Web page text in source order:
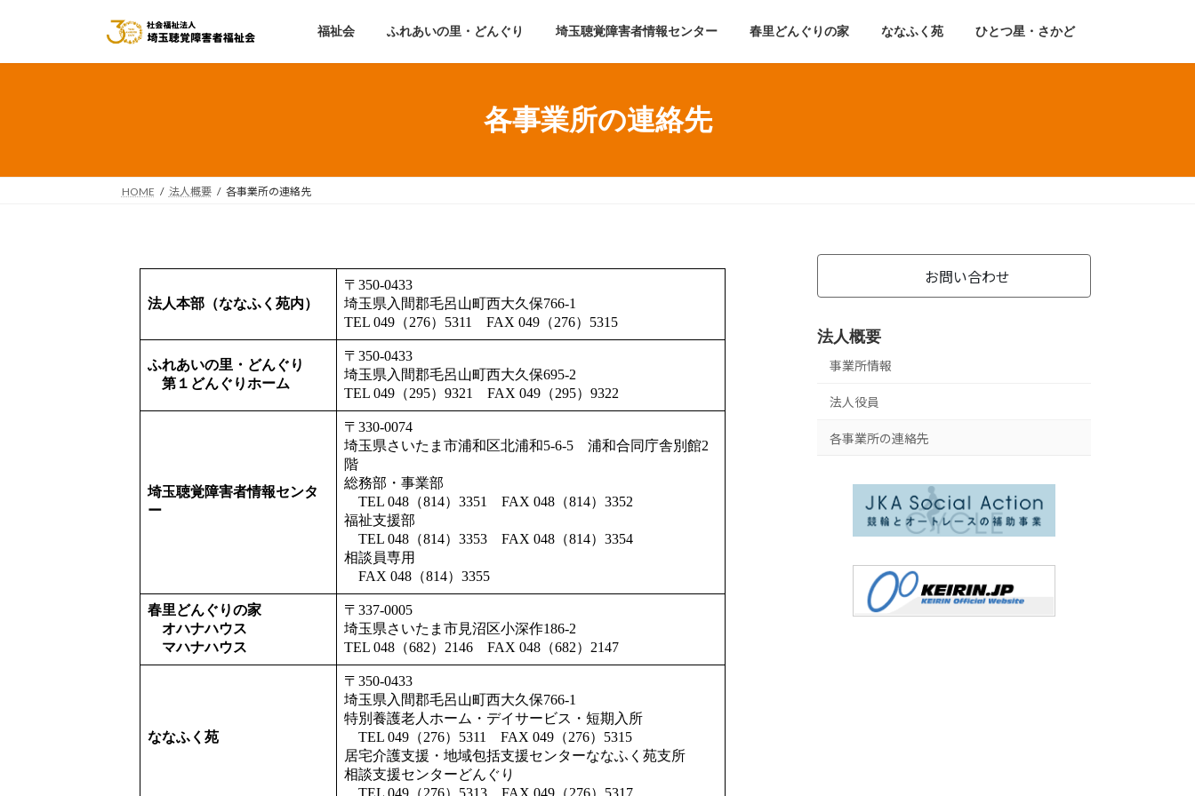
ッ
移
福祉会 ふれあいの里・どんぐり 埼玉聴覚障害者情報センター 春里どんぐりの家 ななふく苑 ひとつ星・さかど
各事業所の連絡先
HOME 法人概要 各事業所の連絡先
法人本部（ななふく苑内）
〒350-0433
埼玉県入間郡毛呂山町西大久保766-1
TEL 049（276）5311 FAX 049（276）5315
ふれあいの里・どんぐり
第１どんぐりホーム
〒350-0433
埼玉県入間郡毛呂山町西大久保695-2
TEL 049（295）9321 FAX 049（295）9322
埼玉聴覚障害者情報センタ
ー
〒330-0074
埼玉県さいたま市浦和区北浦和5-6-5 浦和合同庁舎別館2
階
総務部・事業部
TEL 048（814）3351 FAX 048（814）3352
福祉支援部
TEL 048（814）3353 FAX 048（814）3354
相談員専用
FAX 048（814）3355
春里どんぐりの家
オハナハウス
マハナハウス
〒337-0005
埼玉県さいたま市見沼区小深作186-2
TEL 048（682）2146 FAX 048（682）2147
ななふく苑
〒350-0433
埼玉県入間郡毛呂山町西大久保766-1
特別養護老人ホーム・デイサービス・短期入所
TEL 049（276）5311 FAX 049（276）5315
居宅介護支援・地域包括支援センターななふく苑支所
相談支援センターどんぐり
お問い合わせ
法人概要
事業所情報
法人役員
各事業所の連絡先